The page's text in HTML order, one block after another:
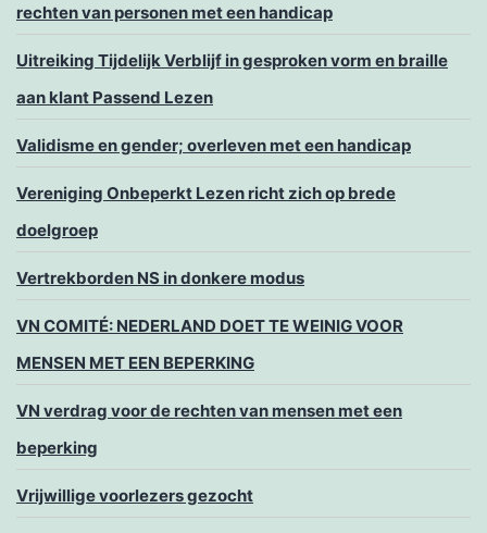
rechten van personen met een handicap
Uitreiking Tijdelijk Verblijf in gesproken vorm en braille
aan klant Passend Lezen
Validisme en gender; overleven met een handicap
Vereniging Onbeperkt Lezen richt zich op brede
doelgroep
Vertrekborden NS in donkere modus
VN COMITÉ: NEDERLAND DOET TE WEINIG VOOR
MENSEN MET EEN BEPERKING
VN verdrag voor de rechten van mensen met een
beperking
Vrijwillige voorlezers gezocht